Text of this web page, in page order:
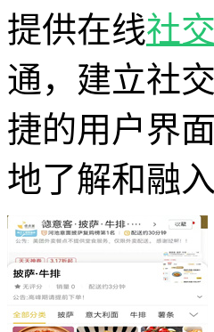
提供在线社交
通，建立社
捷的用户界
地了解和融